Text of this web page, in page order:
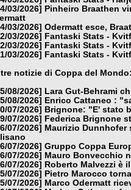
03/2026]
Pinheiro Braathen
03/2026] Odermatt esce,
03/2026]
Fantaski Stats -
03/2026]
Fantaski Stats -
03/2026]
Fantaski Stats -
notizie di Coppa del
08/2026]
Lara Gut-Behrami
08/2026]
Enrico Cattaneo :
07/2026]
Brignone: "E' stato
07/2026]
Federica Brignone
07/2026] Maurizio Dunnhofer
07/2026] Gruppo Coppa
07/2026] Mauro Bonvecchio
07/2026]
Roberto Malvezzi è
07/2026]
Pietro Marocco
07/2026] Marco Odermatt